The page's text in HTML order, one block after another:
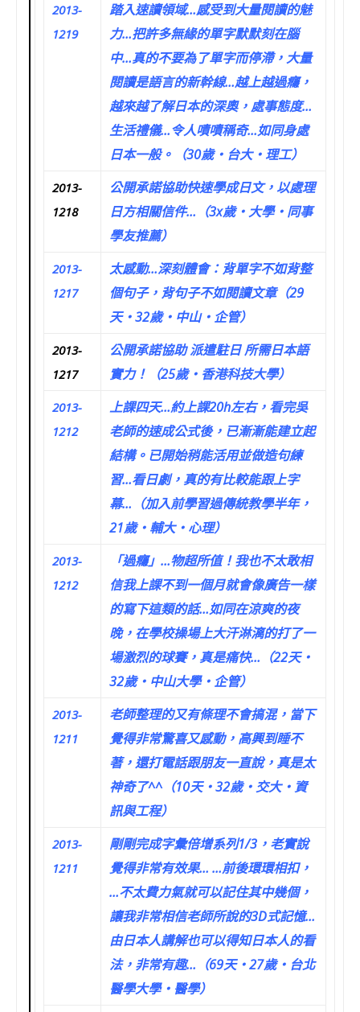
2013-
1219
踏入速讀領域…感受到大量閱讀的魅
力…把許多無緣的單字默默刻在腦
中…真的不要為了單字而停滯，大量
閱讀是語言的新幹線…越上越過癮，
越來越了解日本的深奧，處事態度…
生活禮儀…令人嘖嘖稱奇…如同身處
日本一般。（30歲‧台大‧理工）
2013-
1218
公開承諾協助快速學成日文，以處理
日方相關信件…（3x歲‧大學‧同事
學友推薦）
2013-
1217
太感動…深刻體會：背單字不如背整
個句子，背句子不如閱讀文章（29
天‧32歲‧中山‧企管）
2013-
1217
公開承諾協助 派遣駐日 所需日本語
實力！（25歲‧香港科技大學）
2013-
1212
上課四天…約上課20h左右，看完吳
老師的速成公式後，已漸漸能建立起
結構。已開始稍能活用並做造句練
習…看日劇，真的有比較能跟上字
幕…（加入前學習過傳統教學半年，
21歲‧輔大‧心理）
2013-
1212
「過癮」…物超所值！我也不太敢相
信我上課不到一個月就會像廣告一樣
的寫下這類的話…如同在涼爽的夜
晚，在學校操場上大汗淋漓的打了一
場激烈的球賽，真是痛快…（22天‧
32歲‧中山大學‧企管）
2013-
1211
老師整理的又有條理不會搞混，當下
覺得非常驚喜又感動，高興到睡不
著，還打電話跟朋友一直說，真是太
神奇了^^（10天‧32歲‧交大‧資
訊與工程）
2013-
1211
剛剛完成字彙倍增系列1/3，老實說
覺得非常有效果… …前後環環相扣，
…不太費力氣就可以記住其中幾個，
讓我非常相信老師所說的3D式記憶…
由日本人講解也可以得知日本人的看
法，非常有趣…（69天‧27歲‧台北
醫學大學‧醫學）